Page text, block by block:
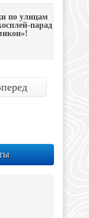
по улицам
парад